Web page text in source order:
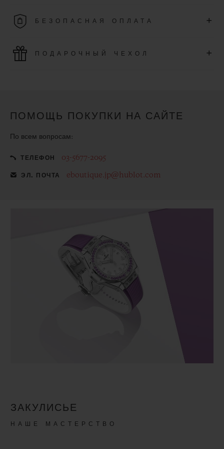
бесплатным возвратом.
БЕЗОПАСНАЯ ОПЛАТА +
онлайн-покупки осуществляются быстро, безопасно и
ПОДАРОЧНЫЙ ЧЕХОЛ +
ПОМОЩЬ ПОКУПКИ НА САЙТЕ
По всем вопросам:
ТЕЛЕФОН 03-5677-2095
ЭЛ. ПОЧТА eboutique.jp@hublot.com
ЗАКУЛИСЬЕ
НАШЕ МАСТЕРСТВО